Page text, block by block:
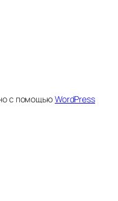
с помощьюWordPress